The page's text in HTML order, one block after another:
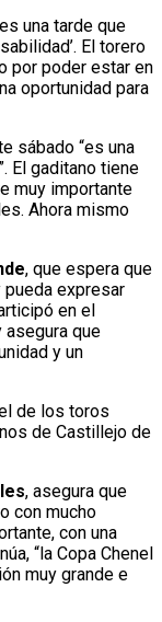
una tarde que
El torero
por poder estar en
oportunidad para
sábado “es una
El gaditano tiene
muy importante
Ahora mismo
, que espera que
expresar
en el
que
y un
de los toros
de Castillejo de
, asegura que
con mucho
con una
“la Copa Chenel
muy grande e